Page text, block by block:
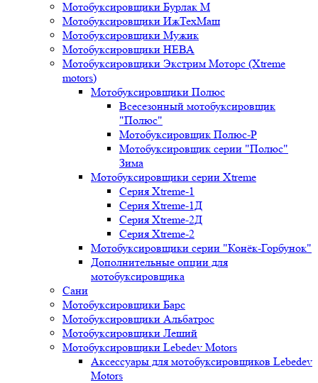
Мотобуксировщики Бурлак М
Мотобуксировщики ИжТехМаш
Мотобуксировщики Мужик
Мотобуксировщики НЕВА
Мотобуксировщики Экстрим Моторс (Xtreme
motors)
Мотобуксировщики Полюс
Всесезонный мотобуксировщик
"Полюс"
Мотобуксировщик Полюс-Р
Мотобуксировщик серии "Полюс"
Зима
Мотобуксировщики серии Xtreme
Серия Xtreme-1
Серия Xtreme-1Д
Серия Xtreme-2Д
Серия Xtreme-2
Мотобуксировщики серии "Конёк-Горбунок"
Дополнительные опции для
мотобуксировщика
Сани
Мотобуксировщики Барс
Мотобуксировщики Альбатрос
Мотобуксировщики Леший
Мотобуксировщики Lebedev Motors
Аксессуары для мотобуксировщиков Lebedev
Motors